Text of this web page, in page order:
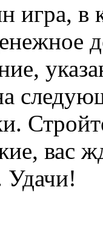
игра, в
вас
Удачи!